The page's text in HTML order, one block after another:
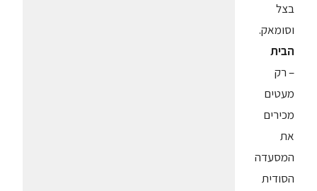
בצל
וסומאק.
הבית
– רק
מעטים
מכירים
את
המסעדה
הסודית